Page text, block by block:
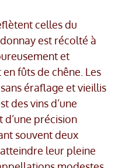
celles du
est récolté à
et
fûts de chêne. Les
éraflage et vieillis
des vins d’une
d’une précision
souvent deux
leur pleine